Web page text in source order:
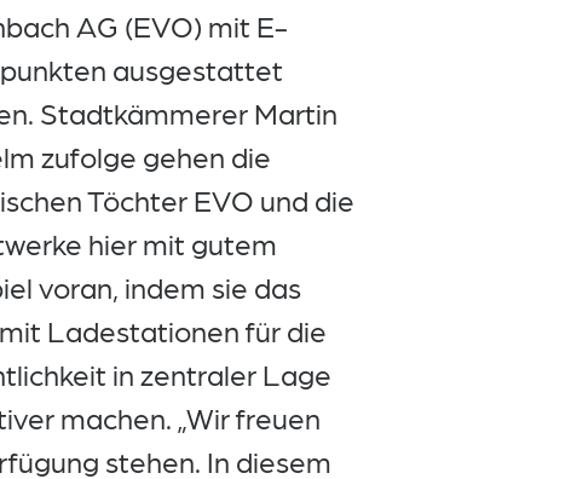
AG (EVO) mit E-
ausgestattet
Stadtkämmerer Martin
zufolge gehen die
Töchter EVO und die
hier mit gutem
voran, indem sie das
Ladestationen für die
in zentraler Lage
machen. „Wir freuen
stehen. In diesem